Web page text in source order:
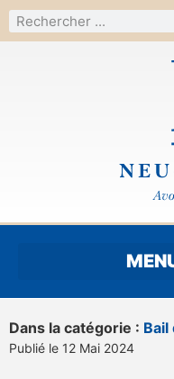
Dans la catégorie : Bail
Publié le 12 Mai 2024